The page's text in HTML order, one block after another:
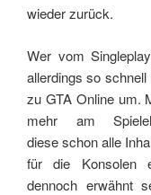
wieder zurück.
Wer vom
allerdings so
zu GTA Online um.
mehr am
diese schon alle
für die Konsolen
dennoch erwähnt